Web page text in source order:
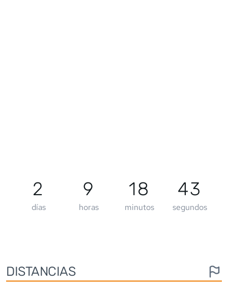
2
días
9
horas
18
minutos
43
segundos
DISTANCIAS